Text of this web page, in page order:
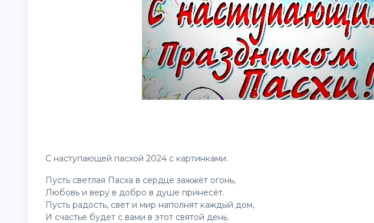
С наступающей пасхой 2024 с картинками.
Пусть светлая Пасха в сердце зажжёт огонь,
Любовь и веру в добро в душе принесёт.
Пусть радость, свет и мир наполнят каждый дом,
И счастье будет с вами в этот святой день.